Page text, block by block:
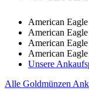
American
American
American
American
Unsere
Alle Goldmünzen